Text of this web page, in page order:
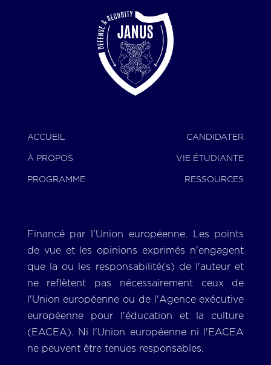
ACCUEIL
À PROPOS
PROGRAMME
CANDIDATER
VIE ÉTUDIANTE
RESSOURCES
Financé par l'Union européenne. Les points
de vue et les opinions exprimés n'engagent
que la ou les responsabilité(s) de l'auteur et
ne reflètent pas nécessairement ceux de
l'Union européenne ou de l'Agence exécutive
européenne pour l'éducation et la culture
(EACEA). Ni l'Union européenne ni l'EACEA
ne peuvent être tenues responsables.